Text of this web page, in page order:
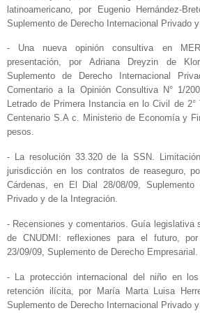
latinoamericano, por Eugenio Hernández-
Suplemento de Derecho Internacional Privado
- Una nueva opinión consultiva en
presentación, por Adriana Dreyzin de
Suplemento de Derecho Internacional
Comentario a la Opinión Consultiva N° 1/
Letrado de Primera Instancia en lo Civil de
Centenario S.A c. Ministerio de Economía y
pesos.
- La resolución 33.320 de la SSN.
jurisdicción en los contratos de reaseguro,
Cárdenas, en El Dial 28/08/09, Suplemento
Privado y de la Integración.
- Recensiones y comentarios. Guía legislativa
de CNUDMI: reflexiones para el futuro,
23/09/09, Suplemento de Derecho Empresarial.
- La protección internacional del niño en
retención ilícita, por María Marta Luisa
Suplemento de Derecho Internacional Privado